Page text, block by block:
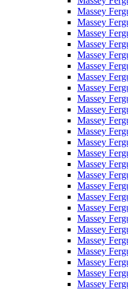
Massey
Massey
Massey
Massey
Massey
Massey
Massey
Massey
Massey
Massey
Massey
Massey
Massey
Massey
Massey
Massey
Massey
Massey
Massey
Massey
Massey
Massey
Massey
Massey
Massey
Massey